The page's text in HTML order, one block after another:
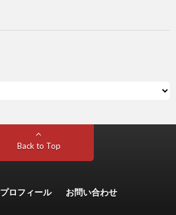
Back to Top
プロフィール お問い合わせ